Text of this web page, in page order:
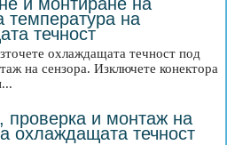
температура на
течност
охлаждащата течност под
на сензора. Изключете конектора
проверка и монтаж на
охлаждащата течност